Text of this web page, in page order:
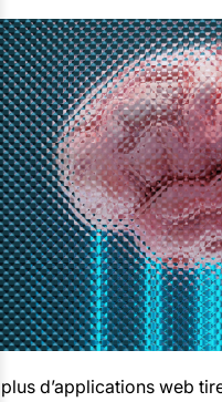
d’applications web